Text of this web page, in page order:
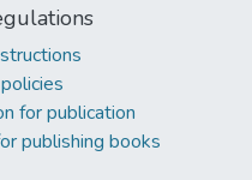
for publication
publishing books